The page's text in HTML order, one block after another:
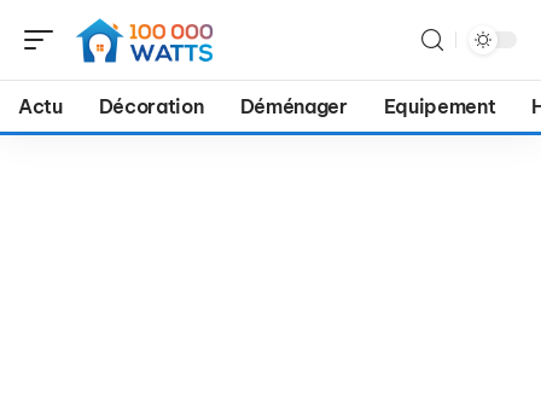
Actu Décoration Déménager Equipement